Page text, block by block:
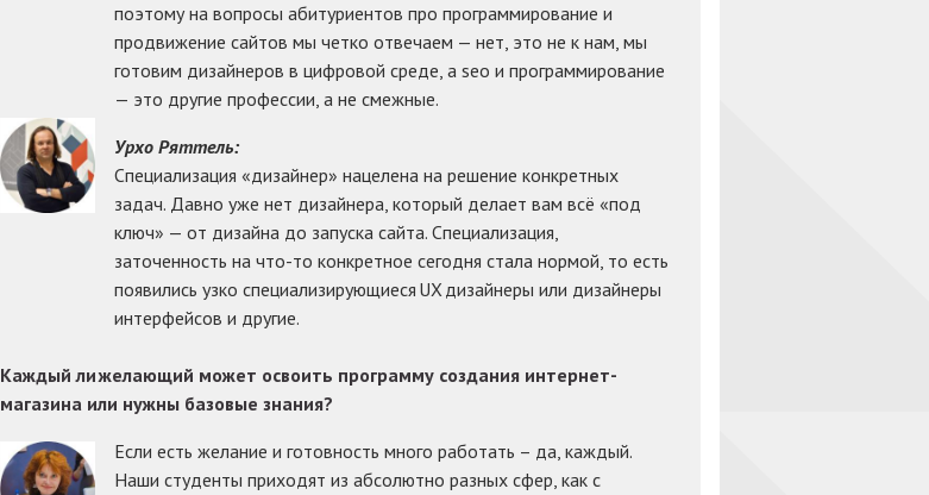
поэтому на вопросы абитуриентов про программирование и
продвижение сайтов мы четко отвечаем — нет, это не к нам, мы
готовим дизайнеров в цифровой среде, а seo и программирование
— это другие профессии, а не смежные.
Урхо Ряттель:
Специализация «дизайнер» нацелена на решение конкретных
задач. Давно уже нет дизайнера, который делает вам всё «под
ключ» — от дизайна до запуска сайта. Специализация,
заточенность на что-то конкретное сегодня стала нормой, то есть
появились узко специализирующиеся UX дизайнеры или дизайнеры
интерфейсов и другие.
Каждый ли желающий может освоить программу создания интернет-
магазина или нужны базовые знания?
Если есть желание и готовность много работать – да, каждый.
Наши студенты приходят из абсолютно разных сфер, как с